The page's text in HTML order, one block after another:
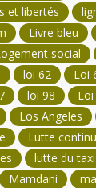
et libertés
Livre bleu
social
loi 62 Loi
loi 98 Loi
Los Angeles
Lutte
lutte du taxi
Mamdani